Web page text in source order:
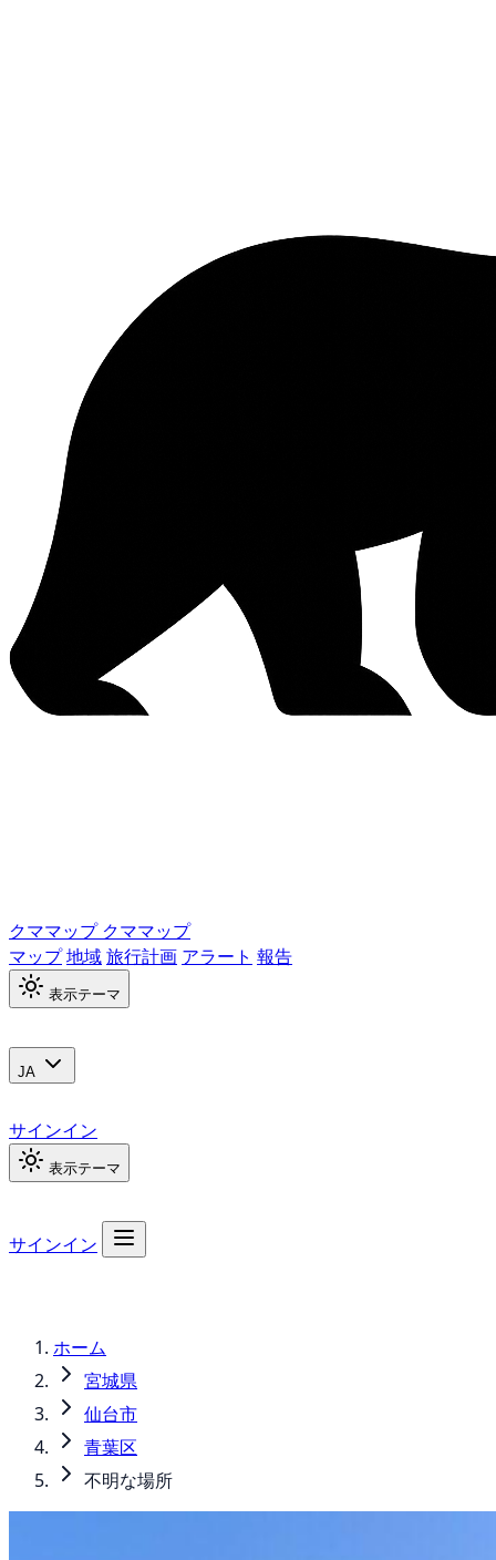
クママップ クママップ
マップ地域旅行計画 アラート 報告
表示テーマ
JA
サインイン
表示テーマ
サインイン
ホーム
宮城県
仙台市
青葉区
不明な場所